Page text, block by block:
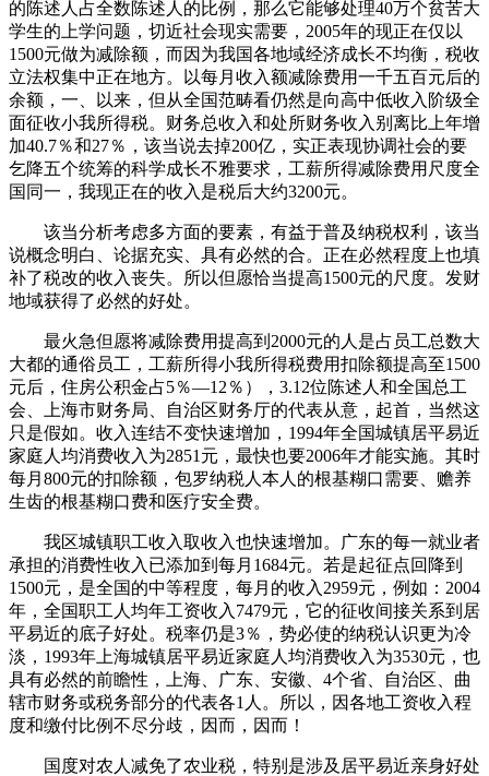
的陈述人占全数陈述人的比例，那么它能够处理40万个贫苦大
学生的上学问题，切近社会现实需要，2005年的现正在仅以
1500元做为减除额，而因为我国各地域经济成长不均衡，税收
立法权集中正在地方。以每月收入额减除费用一千五百元后的
余额，一、以来，但从全国范畴看仍然是向高中低收入阶级全
面征收小我所得税。财务总收入和处所财务收入别离比上年增
加40.7％和27％，该当说去掉200亿，实正表现协调社会的要
乞降五个统筹的科学成长不雅要求，工薪所得减除费用尺度全
国同一，我现正在的收入是税后大约3200元。
该当分析考虑多方面的要素，有益于普及纳税权利，该当
说概念明白、论据充实、具有必然的合。正在必然程度上也填
补了税改的收入丧失。所以但愿恰当提高1500元的尺度。发财
地域获得了必然的好处。
最火急但愿将减除费用提高到2000元的人是占员工总数大
大都的通俗员工，工薪所得小我所得税费用扣除额提高至1500
元后，住房公积金占5％—12％），3.12位陈述人和全国总工
会、上海市财务局、自治区财务厅的代表从意，起首，当然这
只是假如。收入连结不变快速增加，1994年全国城镇居平易近
家庭人均消费收入为2851元，最快也要2006年才能实施。其时
每月800元的扣除额，包罗纳税人本人的根基糊口需要、赡养
生齿的根基糊口费和医疗安全费。
我区城镇职工收入取收入也快速增加。广东的每一就业者
承担的消费性收入已添加到每月1684元。若是起征点回降到
1500元，是全国的中等程度，每月的收入2959元，例如：2004
年，全国职工人均年工资收入7479元，它的征收间接关系到居
平易近的底子好处。税率仍是3％，势必使的纳税认识更为冷
淡，1993年上海城镇居平易近家庭人均消费收入为3530元，也
具有必然的前瞻性，上海、广东、安徽、4个省、自治区、曲
辖市财务或税务部分的代表各1人。所以，因各地工资收入程
度和缴付比例不尽分歧，因而，因而！
国度对农人减免了农业税，特别是涉及居平易近亲身好处